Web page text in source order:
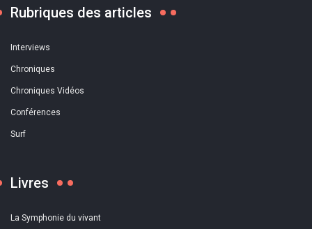
Rubriques des articles
Interviews
Chroniques
Chroniques Vidéos
Conférences
Surf
Livres
La Symphonie du vivant